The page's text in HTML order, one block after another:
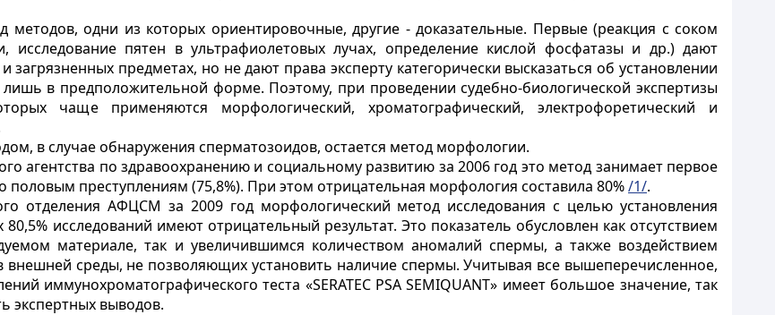
одни из которых ориентировочные, другие - доказательные. Первые (реакция с соком
исследование пятен в ультрафиолетовых лучах, определение кислой фосфатазы и др.) дают
предметах, но не дают права эксперту категорически высказаться об установлении
в предположительной форме. Поэтому, при проведении судебно-биологической экспертизы
чаще применяются морфологический, хроматографический, электрофоретический и
в случае обнаружения сперматозоидов, остается метод морфологии.
агентства по здравоохранению и социальному развитию за 2006 год это метод занимает первое
преступлениям (75,8%). При этом отрицательная морфология составила 80%/1/.
отделения АФЦСМ за 2009 год морфологический метод исследования с целью установления
исследований имеют отрицательный результат. Это показатель обусловлен как отсутствием
материале, так и увеличившимся количеством аномалий спермы, а также воздействием
среды, не позволяющих установить наличие спермы. Учитывая все вышеперечисленное,
иммунохроматографического теста «SERATEC PSA SEMIQUANT» имеет большое значение, так
экспертных выводов.